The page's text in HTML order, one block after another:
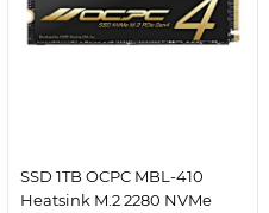
SSD 1TB OCPC MBL-410
Heatsink M.2 2280 NVMe